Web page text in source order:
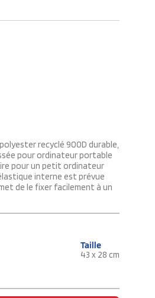
recyclé 900D durable,
pour ordinateur portable
pour un petit ordinateur
interne est prévue
de le fixer facilement à un
Taille
43 x 28 cm